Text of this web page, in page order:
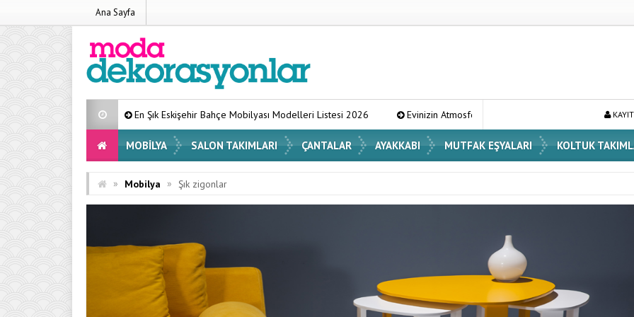
Ana Sayfa
En Şık Eskişehir Bahçe Mobilyası Modelleri Listesi 2026 Evinizin Atmosferini Değiştirecek En Şık Vazo Modelleri ve Dekorasyon
MOBILYA SALON TAKIMLARI ÇANTALAR AYAKKABI MUTFAK EŞYALARI KOLTUK
» Mobilya » Şık zigonlar